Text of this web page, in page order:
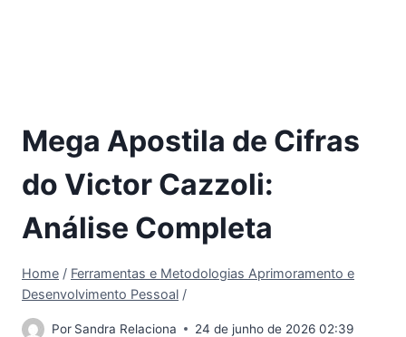
Mega Apostila de Cifras
do Victor Cazzoli:
Análise Completa
Home / Ferramentas e Metodologias Aprimoramento e
Desenvolvimento Pessoal /
Por Sandra Relaciona 24 de junho de 2026 02:39